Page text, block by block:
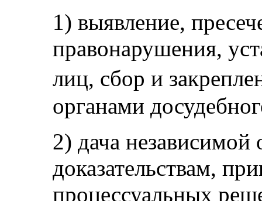
1) выявление,
правонарушения,
лиц, сбор и
органами
2) дача
доказательствам,
процессуальных